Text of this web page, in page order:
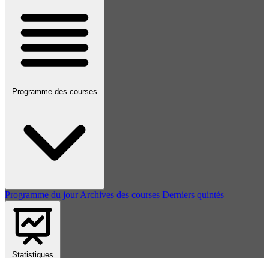
Programme des courses
Programme du jour Archives des courses Derniers quintés
Statistiques